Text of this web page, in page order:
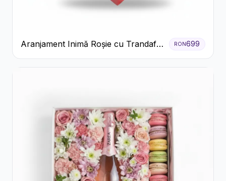
Aranjament Inimă Roșie cu Trandafiri
și Ferrero Rocher Premium
RON699